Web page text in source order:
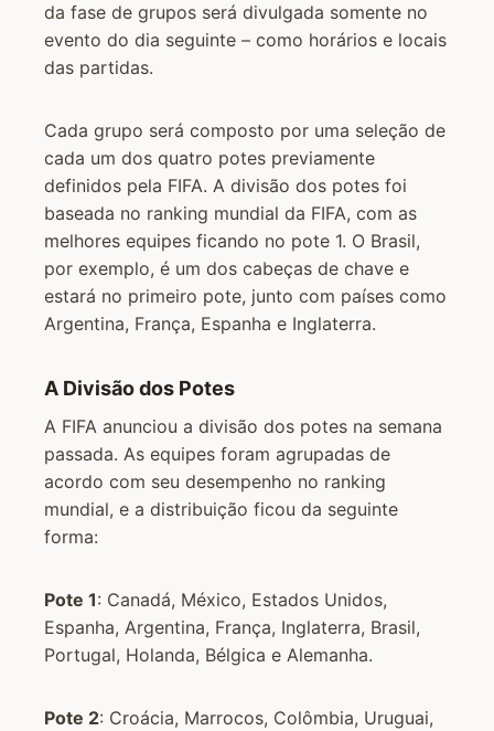
da fase de grupos será divulgada somente no
evento do dia seguinte – como horários e locais
das partidas.
Cada grupo será composto por uma seleção de
cada um dos quatro potes previamente
definidos pela FIFA. A divisão dos potes foi
baseada no ranking mundial da FIFA, com as
melhores equipes ficando no pote 1. O Brasil,
por exemplo, é um dos cabeças de chave e
estará no primeiro pote, junto com países como
Argentina, França, Espanha e Inglaterra.
A Divisão dos Potes
A FIFA anunciou a divisão dos potes na semana
passada. As equipes foram agrupadas de
acordo com seu desempenho no ranking
mundial, e a distribuição ficou da seguinte
forma:
Pote 1: Canadá, México, Estados Unidos,
Espanha, Argentina, França, Inglaterra, Brasil,
Portugal, Holanda, Bélgica e Alemanha.
Pote 2: Croácia, Marrocos, Colômbia, Uruguai,